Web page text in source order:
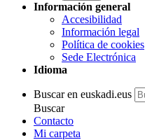
Información general
Accesibilidad
Información legal
Política de cookies
Sede Electrónica
Idioma
Buscar en euskadi.eus
Buscar
Contacto
Mi carpeta